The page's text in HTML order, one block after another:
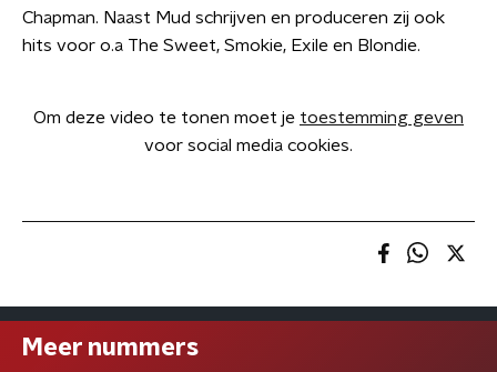
Chapman. Naast Mud schrijven en produceren zij ook
hits voor o.a The Sweet, Smokie, Exile en Blondie.
Om deze video te tonen moet je toestemming geven
voor social media cookies.
Meer nummers